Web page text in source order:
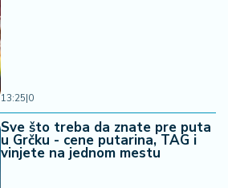
13:25|0
Sve što treba da znate pre puta
u Grčku - cene putarina, TAG i
vinjete na jednom mestu